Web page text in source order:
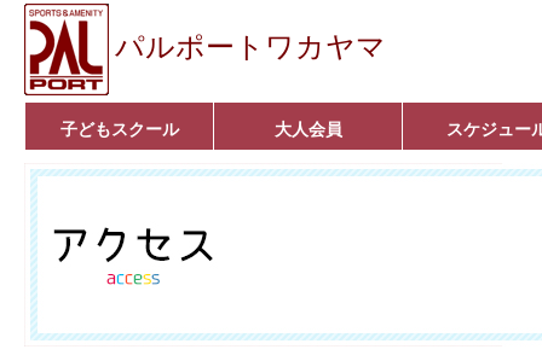
パルポートワカヤマ
子どもスクール
ベビーコース
幼児コース
小学生コース
育成コース
選手コース
■入会案内■
大人会員
いきいきコース
アクア遊悠クラブ
■入会案内■
スケジュー